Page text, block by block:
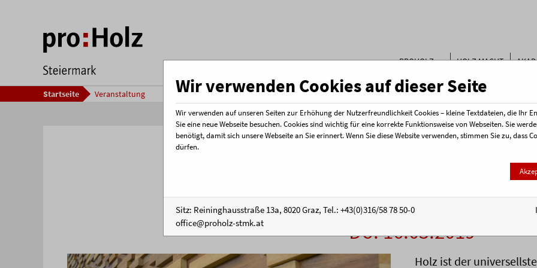
PROHOLZ
HOLZ MACHT
Startseite Veranstaltung
Welches Holz für welchen
Holzarten und ihre
Do. 16.05.2019
Holz ist der
Wir verwenden Cookies auf dieser Seite
Wir verwenden auf unseren Seiten zur Erhöhung der Nutzerfreundlichkeit Cookies – kleine Textdateien, die Ihr
Sie eine neue Webseite besuchen. Cookies sind wichtig für eine korrekte Funktionsweise von Webseiten. Sie
benötigt, damit sich unsere Webseite an Sie erinnert. Wenn Sie diese Website verwenden, stimmen Sie zu, dass
dürfen.
Sitz: Reininghausstraße 13a, 8020 Graz, Tel.: +43(0)316/58 78 50-0
office@proholz-stmk.at